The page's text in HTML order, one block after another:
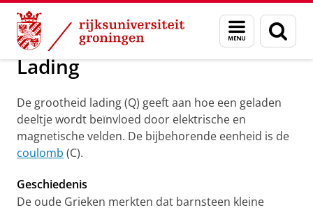
Skip
Content
Skip
Navigation
Menu
en
zoeken
Groningen Academy for Radiation Protection
Lading
De grootheid lading (Q) geeft aan hoe een geladen
deeltje wordt beïnvloed door elektrische en
magnetische velden. De bijbehorende eenheid is de
coulomb (C).
Geschiedenis
De oude Grieken merkten dat barnsteen kleine